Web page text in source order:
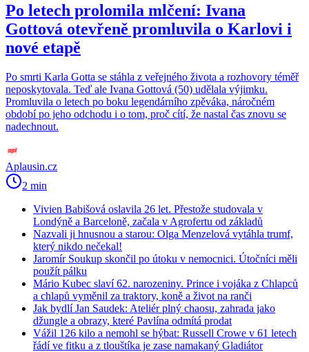
Po letech prolomila mlčení: Ivana
Gottová otevřeně promluvila o Karlovi i
nové etapě
Po smrti Karla Gotta se stáhla z veřejného života a rozhovory téměř
neposkytovala. Teď ale Ivana Gottová (50) udělala výjimku.
Promluvila o letech po boku legendárního zpěváka, náročném
období po jeho odchodu i o tom, proč cítí, že nastal čas znovu se
nadechnout.
Aplausin.cz
2 min
Vivien Babišová oslavila 26 let. Přestože studovala v
Londýně a Barceloně, začala v Agrofertu od základů
Nazvali ji hnusnou a starou: Olga Menzelová vytáhla trumf,
který nikdo nečekal!
Jaromír Soukup skončil po útoku v nemocnici. Útočníci měli
použít pálku
Mário Kubec slaví 62. narozeniny. Prince i vojáka z Chlapců
a chlapů vyměnil za traktory, koně a život na ranči
Jak bydlí Jan Saudek: Ateliér plný chaosu, zahrada jako
džungle a obrazy, které Pavlína odmítá prodat
Vážil 126 kilo a nemohl se hýbat: Russell Crowe v 61 letech
řádí ve fitku a z tlouštíka je zase namakaný Gladiátor